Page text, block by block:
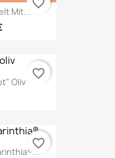
Mit...
favorite_border
Oliv
favorite_border
favorite_border